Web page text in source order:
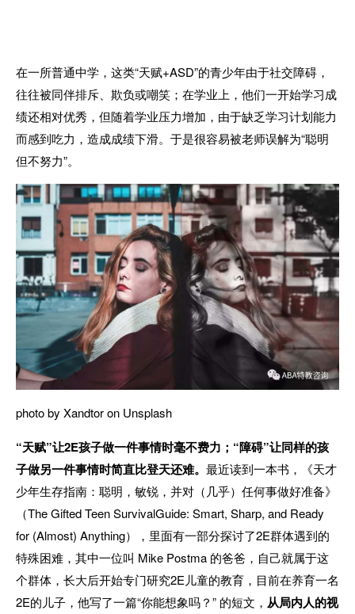
在一所普通中学，这类“天赋+ASD”的青少年由于社交障碍，
往往被同伴排斥、欺负或嘲笑； 在学业上，他们一开始学习成
绩还相对优秀，但随着学业压力增加，由于缺乏学习计划能力
而感到吃力，造成成绩下滑。 于是很容易被老师误解为“聪明
但不努力”。
photo by Xandtor on Unsplash
“天赋”让2E孩子做一件事情时毫不费力；“障碍”让同样的孩
子做另一件事情时简直比登天还难。 最近读到一本书，《天才
少年生存指南：聪明，敏锐，并对（几乎）任何事做好准备》
（The Gifted Teen SurvivalGuide: Smart, Sharp, and Ready
for (Almost) Anything），里面有一部分探讨了2E群体遇到的
特殊困难，其中一位叫 Mike Postma 的爸爸，自己就属于这
个群体，长大后开始专门研究2E儿童的教育，目前在养育一名
2E的儿子，他写了一篇“你能想象吗？” 的短文， 从局内人的视